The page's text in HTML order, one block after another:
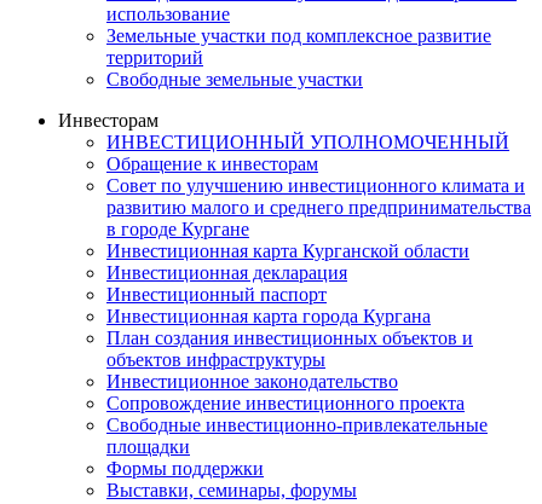
использование
Земельные участки под комплексное развитие
территорий
Свободные земельные участки
Инвесторам
ИНВЕСТИЦИОННЫЙ УПОЛНОМОЧЕННЫЙ
Обращение к инвесторам
Совет по улучшению инвестиционного климата и
развитию малого и среднего предпринимательства
в городе Кургане
Инвестиционная карта Курганской области
Инвестиционная декларация
Инвестиционный паспорт
Инвестиционная карта города Кургана
План создания инвестиционных объектов и
объектов инфраструктуры
Инвестиционное законодательство
Сопровождение инвестиционного проекта
Свободные инвестиционно-привлекательные
площадки
Формы поддержки
Выставки, семинары, форумы